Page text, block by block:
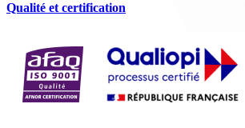
Qualité et certification